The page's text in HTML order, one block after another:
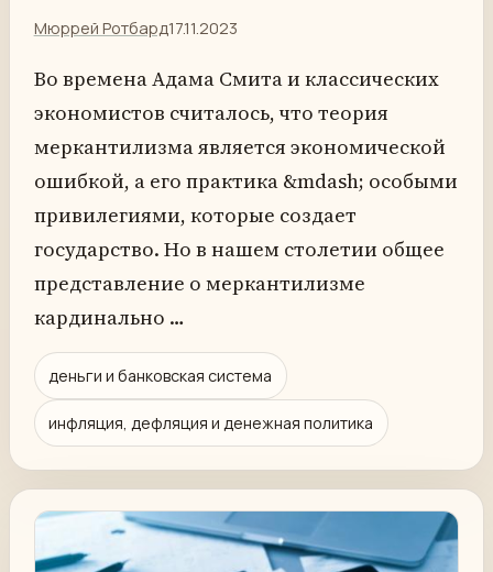
Мюррей Ротбард17.11.2023
Во времена Адама Смита и классических
экономистов считалось, что теория
меркантилизма является экономической
ошибкой, а его практика &mdash; особыми
привилегиями, которые создает
государство. Но в нашем столетии общее
представление о меркантилизме
кардинально …
деньги и банковская система
инфляция, дефляция и денежная политика